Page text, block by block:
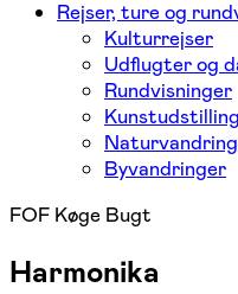
Rejser, ture og
Kulturrejser
Udflugter og
Rundvisninger
Byvandringer
FOF Køge Bugt
Harmonika